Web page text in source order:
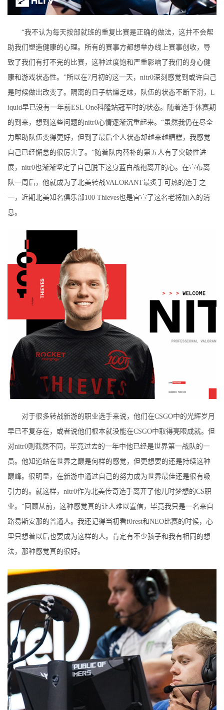
“我不认为每天按部就班的重复比赛是正确的做法，这并不会帮
助我们塑造健康的心理。所有的赛事方都想举办线上赛事创收，导
致了我们有打不完的比赛，这种过度饱和严重影响了我们的身心健
康和游戏状态性。”所以在7月初的这一天，nitr0深刻感觉到或许自己
是时候做出改变了。隔离的日子枯燥乏味，队伍的状态不断下滑，L
iquid早已没有一年前ESL One科隆站冠军时的状态。随着选手休赛期
的到来，想到这些问题的nitr0心情逐渐沉重起来。“虽然我仍在尽全
力帮助队伍变得更好，但到了最后个人状态却越来越糟糕，我感觉
自己已经懈怠的很厉害了。”随着队内替补的第五人有了突破性进
展，nitr0也渐渐坚定了自己脱下这身蓝白战袍离开的心。在宣布离
队一周后，他就成为了北美转战VALORANT最炙手可热的选手之
一，近期北美知名俱乐部100 Thieves也是官宣了这名老将加入的消
息。
对于很多转战新游的职业选手来说，他们在CSGO中的光辉岁月
早已不复存在，或者说他们根本就没能在CSGO中取得亮眼成就。但
对nitr0则截然不同，毕竟过去的一年中他已经是世界第一战队的一
员。他知道站在世界之巅是何样的感觉，但更想要的还是持续这种
巅峰。很明显，在新游中通过自己的努力成为世界最佳还是很有吸
引力的。就这样，nitr0作为北美传奇选手离开了他儿时梦想的CS职
业。“回顾从前，这种感觉真的让人难以置信，毕竟我只是一名来自
路易斯安那的普通人。我还记得当初看f0rest和NEO比赛的时候，心
里只想着以后也要成为这样的人。肯定有不少孩子和我有相同的想
法，那种感觉真的很好。